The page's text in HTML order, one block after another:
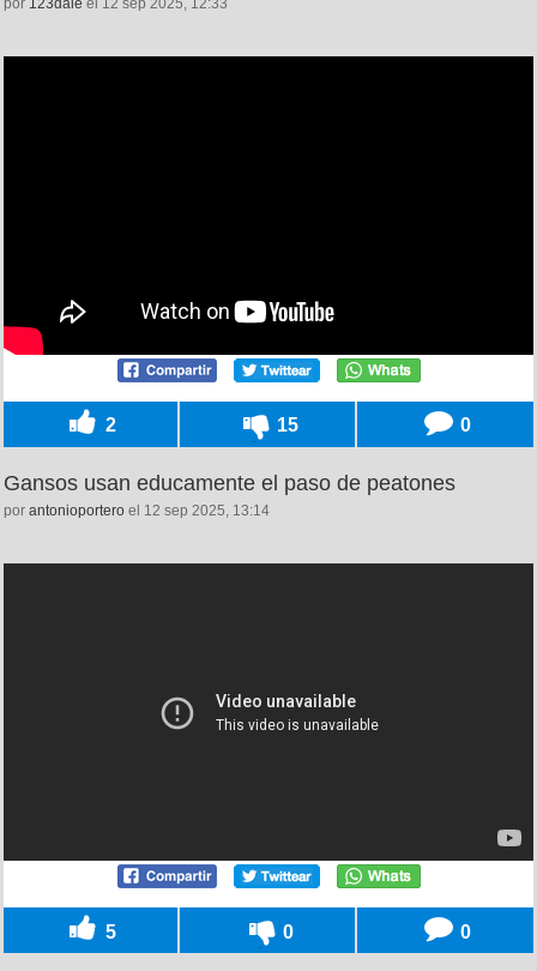
por 123dale el 12 sep 2025, 12:33
2 15 0
Gansos usan educamente el paso de peatones
por antonioportero el 12 sep 2025, 13:14
5 0 0